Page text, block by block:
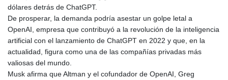
dólares detrás de ChatGPT.
De prosperar, la demanda podría asestar un golpe letal a
OpenAI, empresa que contribuyó a la revolución de la inteligencia
artificial con el lanzamiento de ChatGPT en 2022 y que, en la
actualidad, figura como una de las compañías privadas más
valiosas del mundo.
Musk afirma que Altman y el cofundador de OpenAI, Greg